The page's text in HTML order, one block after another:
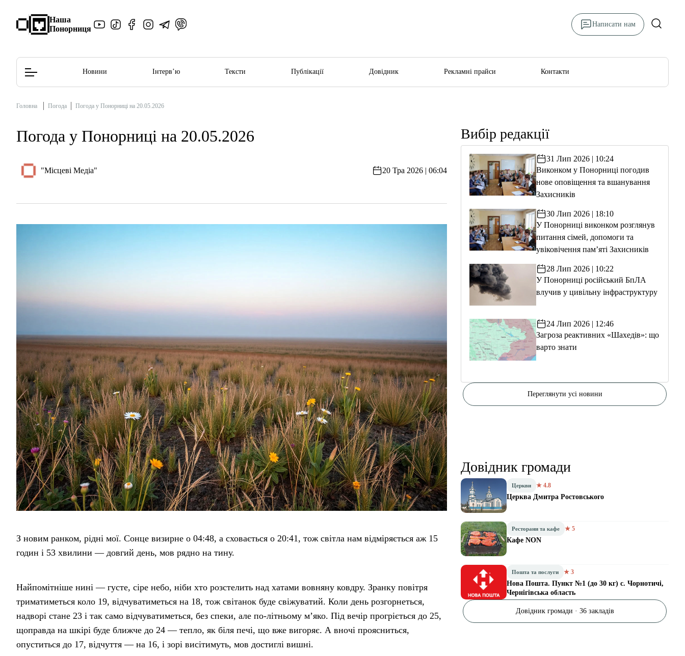
Наша
Понорниця
Написати нам
Редакційна політика
Новини Інтерв’ю Тексти Публікації Довідник Рекламні прайси Контакти
Головна Погода Погода у Понорниці на 20.05.2026
Погода у Понорниці на 20.05.2026
"Місцеві Медіа" 20 Тра 2026 | 06:04
З новим ранком, рідні мої. Сонце визирне о 04:48, а сховається о 20:41, тож світла нам відміряється аж 15
годин і 53 хвилини — довгий день, мов рядно на тину.
Найпомітніше нині — густе, сіре небо, ніби хто розстелить над хатами вовняну ковдру. Зранку повітря
триматиметься коло 19, відчуватиметься на 18, тож світанок буде свіжуватий. Коли день розгорнеться,
надворі стане 23 і так само відчуватиметься, без спеки, але по-літньому м’яко. Під вечір прогріється до 25,
щоправда на шкірі буде ближче до 24 — тепло, як біля печі, що вже вигоряє. А вночі проясниться,
опуститься до 17, відчуття — на 16, і зорі висітимуть, мов достиглі вишні.
Вибір редакції
31 Лип 2026 | 10:24
Виконком у Понорниці погодив
нове оповіщення та вшанування
Захисників
30 Лип 2026 | 18:10
У Понорниці виконком розглянув
питання сімей, допомоги та
увіковічення пам’яті Захисників
28 Лип 2026 | 10:22
У Понорниці російський БпЛА
влучив у цивільну інфраструктуру
24 Лип 2026 | 12:46
Загроза реактивних «Шахедів»: що
варто знати
Переглянути усі новини
Довідник громади
Церкви ★ 4.8
Церква Дмитра Ростовського
Ресторани та кафе ★ 5
Кафе NON
Пошта та послуги ★ 3
Нова Пошта. Пункт №1 (до 30 кг) с. Чорнотичі,
Чернігівська область
Довідник громади · 36 закладів